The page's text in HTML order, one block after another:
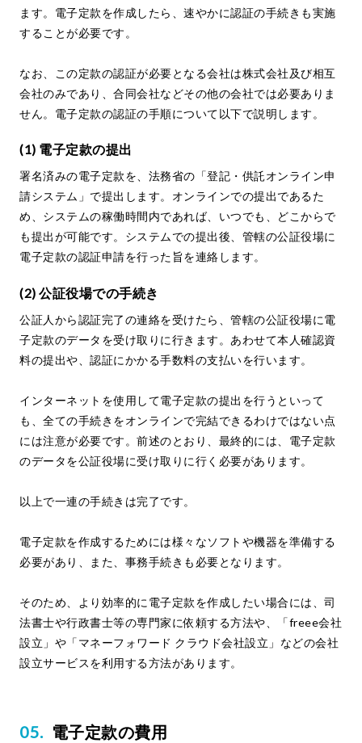
ます。電子定款を作成したら、速やかに認証の手続きも実施
することが必要です。
なお、この定款の認証が必要となる会社は株式会社及び相互
会社のみであり、合同会社などその他の会社では必要ありま
せん。電子定款の認証の手順について以下で説明します。
(1) 電子定款の提出
署名済みの電子定款を、法務省の「登記・供託オンライン申
請システム」で提出します。オンラインでの提出であるた
め、システムの稼働時間内であれば、いつでも、どこからで
も提出が可能です。システムでの提出後、管轄の公証役場に
電子定款の認証申請を行った旨を連絡します。
(2) 公証役場での手続き
公証人から認証完了の連絡を受けたら、管轄の公証役場に電
子定款のデータを受け取りに行きます。あわせて本人確認資
料の提出や、認証にかかる手数料の支払いを行います。
インターネットを使用して電子定款の提出を行うといって
も、全ての手続きをオンラインで完結できるわけではない点
には注意が必要です。前述のとおり、最終的には、電子定款
のデータを公証役場に受け取りに行く必要があります。
以上で一連の手続きは完了です。
電子定款を作成するためには様々なソフトや機器を準備する
必要があり、また、事務手続きも必要となります。
そのため、より効率的に電子定款を作成したい場合には、司
法書士や行政書士等の専門家に依頼する方法や、「freee会社
設立」や「マネーフォワード クラウド会社設立」などの会社
設立サービスを利用する方法があります。
電子定款の費用